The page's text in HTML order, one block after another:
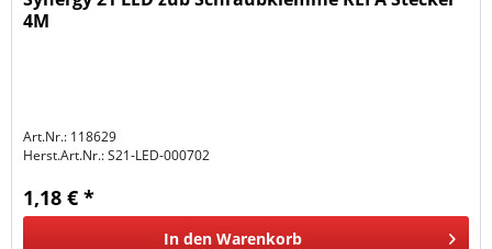
4M
Art.Nr.: 118629
Herst.Art.Nr.:S21-LED-000702
1,18 € *
In den Warenkorb